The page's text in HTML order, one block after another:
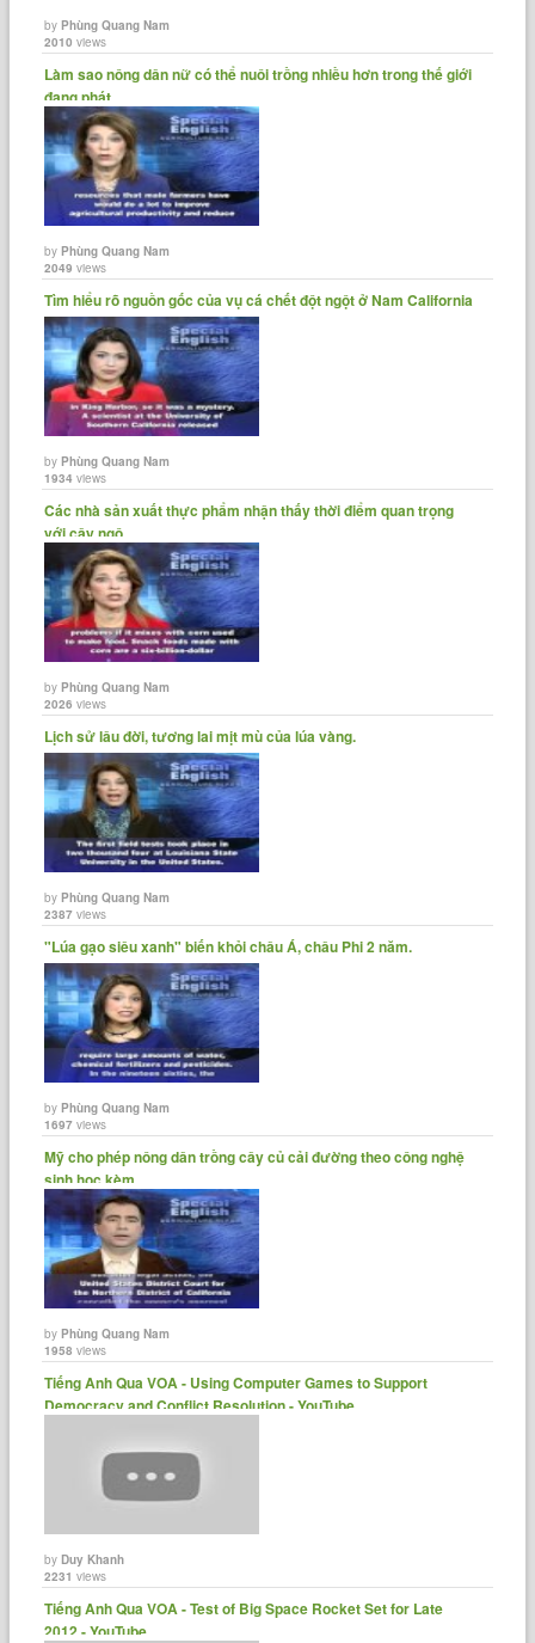
byPhùng Quang Nam
2010 views
Làm sao nông dân nữ có thể nuôi trồng nhiều hơn trong thế giới
đang phát......
byPhùng Quang Nam
2049 views
Tìm hiểu rõ nguồn gốc của vụ cá chết đột ngột ở Nam California
byPhùng Quang Nam
1934 views
Các nhà sản xuất thực phẩm nhận thấy thời điểm quan trọng
với cây ngô......
byPhùng Quang Nam
2026 views
Lịch sử lâu đời, tương lai mịt mù của lúa vàng.
byPhùng Quang Nam
2387 views
"Lúa gạo siêu xanh" biến khỏi châu Á, châu Phi 2 năm.
byPhùng Quang Nam
1697 views
Mỹ cho phép nông dân trồng cây củ cải đường theo công nghệ
sinh học kèm......
byPhùng Quang Nam
1958 views
Tiếng Anh Qua VOA - Using Computer Games to Support
Democracy and Conflict Resolution - YouTube
byDuy Khanh
2231 views
Tiếng Anh Qua VOA - Test of Big Space Rocket Set for Late
2012 - YouTube